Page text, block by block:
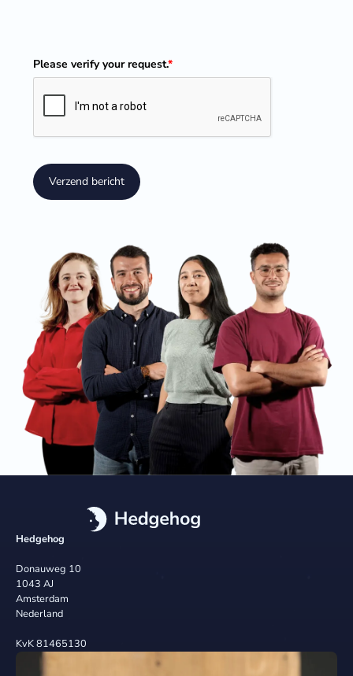
Please verify your request.*
Verzend bericht
Hedgehog
Donauweg 10
1043 AJ
Amsterdam
Nederland
KvK 81465130